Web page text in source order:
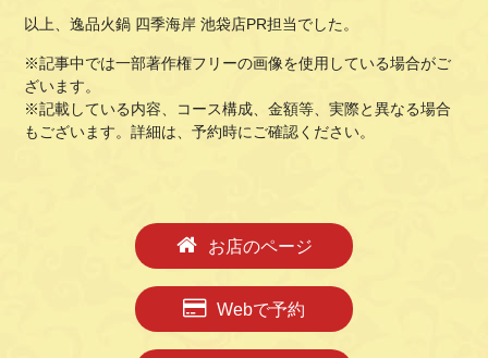
以上、逸品火鍋 四季海岸 池袋店PR担当でした。
※記事中では一部著作権フリーの画像を使用している場合がご
ざいます。
※記載している内容、コース構成、金額等、実際と異なる場合
もございます。詳細は、予約時にご確認ください。
お店のページ
Webで予約